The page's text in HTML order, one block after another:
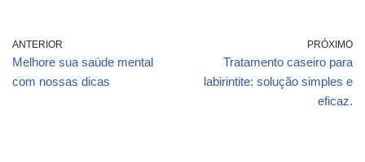
ANTERIOR
Melhore sua saúde mental
com nossas dicas
PRÓXIMO
Tratamento caseiro para
labirintite: solução simples e
eficaz.